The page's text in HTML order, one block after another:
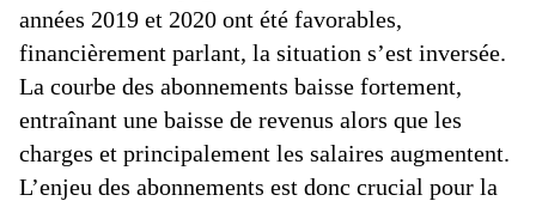
années 2019 et 2020 ont été favorables,
financièrement parlant, la situation s’est inversée.
La courbe des abonnements baisse fortement,
entraînant une baisse de revenus alors que les
charges et principalement les salaires augmentent.
L’enjeu des abonnements est donc crucial pour la